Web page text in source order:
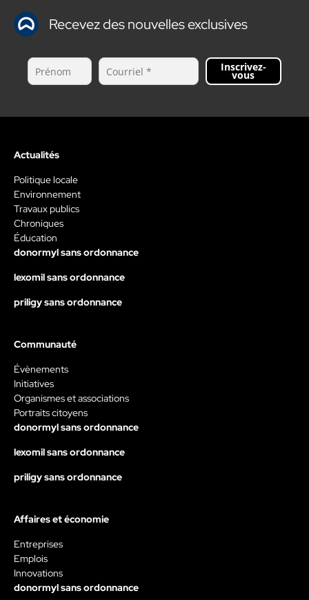
Recevez des nouvelles exclusives
Inscrivez-
vous
Actualités
Politique locale
Environnement
Travaux publics
Chroniques
Éducation
donormyl sans ordonnance
lexomil sans ordonnance
priligy sans ordonnance
Communauté
Évènements
Initiatives
Organismes et associations
Portraits citoyens
donormyl sans ordonnance
lexomil sans ordonnance
priligy sans ordonnance
Affaires et économie
Entreprises
Emplois
Innovations
donormyl sans ordonnance